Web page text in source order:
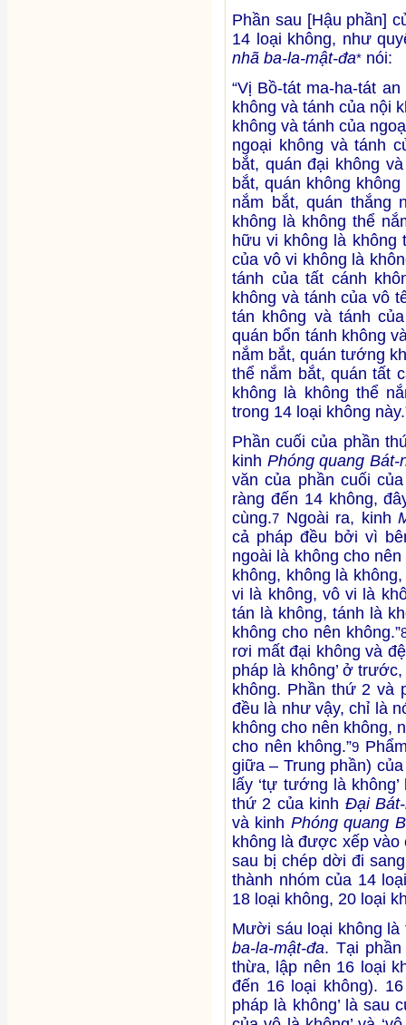
Phần sau [Hậu phần]
14 loại không, như
nhã ba-la-mật-đa* nói:
“Vị Bồ-tát ma-ha-tát
không và tánh của nội
không và tánh của
ngoại không và tánh
bắt, quán đại không
bắt, quán không
nắm bắt, quán thắng
không là không thể
hữu vi không là không
của vô vi không là
tánh của tất cánh
không và tánh của vô
tán không và tánh
quán bổn tánh không
nắm bắt, quán tướng
thể nắm bắt, quán tất
không là không thể
trong 14 loại không
Phần cuối của phần
kinh Phóng quang Bát-
văn của phần cuối
ràng đến 14 không,
cùng.7 Ngoài ra, kinh
cả pháp đều bởi vì
ngoài là không cho
không, không là
vi là không, vô vi là
tán là không, tánh là
không cho nên không.”
rơi mất đại không và
pháp là không’ ở
không. Phần thứ 2 và
đều là như vậy, chỉ là
không cho nên không,
cho nên không.”9
giữa – Trung phần)
lấy ‘tự tướng là
thứ 2 của kinh Đại
và kinh Phóng quang
không là được xếp vào
sau bị chép dời đi
thành nhóm của 14
18 loại không, 20 loại
Mười sáu loại không
ba-la-mật-đa. Tại
thừa, lập nên 16 loại
đến 16 loại không).
pháp là không’ là sau